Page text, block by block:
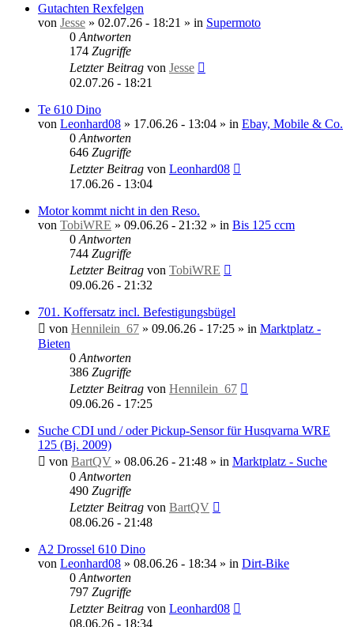
Gutachten Rexfelgen
von Jesse » 02.07.26 - 18:21 » in Supermoto
0 Antworten
174 Zugriffe
Letzter Beitrag von Jesse
02.07.26 - 18:21
Te 610 Dino
von Leonhard08 » 17.06.26 - 13:04 » in Ebay, Mobile & Co.
0 Antworten
646 Zugriffe
Letzter Beitrag von Leonhard08
17.06.26 - 13:04
Motor kommt nicht in den Reso.
von TobiWRE » 09.06.26 - 21:32 » in Bis 125 ccm
0 Antworten
744 Zugriffe
Letzter Beitrag von TobiWRE
09.06.26 - 21:32
701. Koffersatz incl. Befestigungsbügel
von Hennilein_67 » 09.06.26 - 17:25 » in Marktplatz -
Bieten
0 Antworten
386 Zugriffe
Letzter Beitrag von Hennilein_67
09.06.26 - 17:25
Suche CDI und / oder Pickup-Sensor für Husqvarna WRE
125 (Bj. 2009)
von BartQV » 08.06.26 - 21:48 » in Marktplatz - Suche
0 Antworten
490 Zugriffe
Letzter Beitrag von BartQV
08.06.26 - 21:48
A2 Drossel 610 Dino
von Leonhard08 » 08.06.26 - 18:34 » in Dirt-Bike
0 Antworten
797 Zugriffe
Letzter Beitrag von Leonhard08
08.06.26 - 18:34